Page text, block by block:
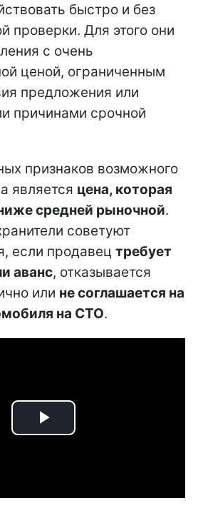
быстро и без
проверки. Для этого они
с очень
ценой, ограниченным
предложения или
причинами срочной
признаков возможного
является цена, которая
средней рыночной.
советуют
если продавец требует
аванс, отказывается
или не соглашается на
на СТО.
Play